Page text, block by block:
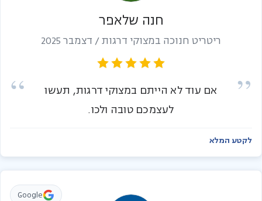
חנה שלאפר
ריטריט חנוכה במצוקי דרגות / דצמבר 2025
אם עוד לא הייתם במצוקי דרגות, תעשו
לעצמכם טובה ולכו.
לקטע המלא
Google